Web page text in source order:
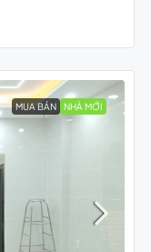
MUA BÁN NHÀ MỚI